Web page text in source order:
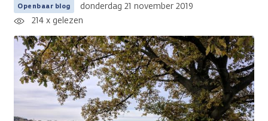
Openbaar blog
donderdag 21 november 2019
214 x gelezen